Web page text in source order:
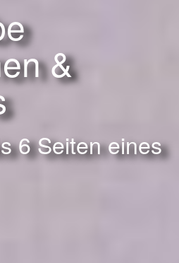
&
6 Seiten eines